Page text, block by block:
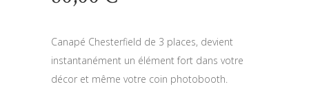
Canapé Chesterfield de 3 places, devient
instantanément un élément fort dans votre
décor et même votre coin photobooth.